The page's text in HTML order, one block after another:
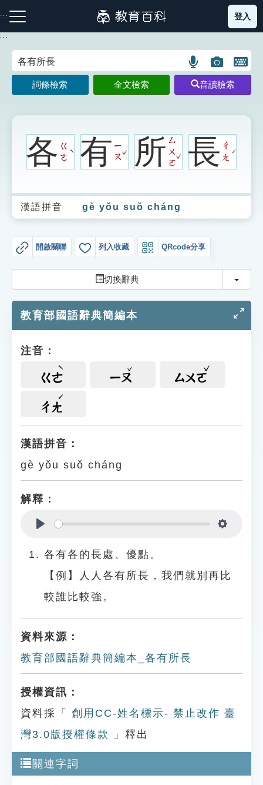
到
主
:::
注音索引圖示 筆畫索引圖示 部首索引表圖示
生字詞彙表
成語故事
索引選單
單字索引
遊戲專區
教學應用
貓頭鷹博士
登入
:::
語
言
搜
示
圖
片
搜
示
開
鍵
圖
詞條檢索 全文檢索 音讀檢索
各ㄍ
ㄜ
ˋ 有ㄧ
ㄡ
ˇ所ㄙ
ㄨ
ㄛ
ˇ長ㄔ
ㄤ
ˊ
漢語拼音 gè yǒu suǒ cháng
開啟關聯 列入收藏 QRcode分享
切換辭典 切換
教育部國語辭典簡編本
注音：
ㄍㄜ ㄧㄡ ㄙㄨㄛ
ㄔㄤ
漢語拼音：
gè yǒu suǒ cháng
解釋：
各有各的長處、優點。
【例】人人各有所長，我們就別再比
較誰比較強。
資料來源：
教育部國語辭典簡編本_各有所長
授權資訊：
資料採「
創用CC-姓名標示- 禁止改作 臺
灣3.0版授權條款
」釋出
關連字詞